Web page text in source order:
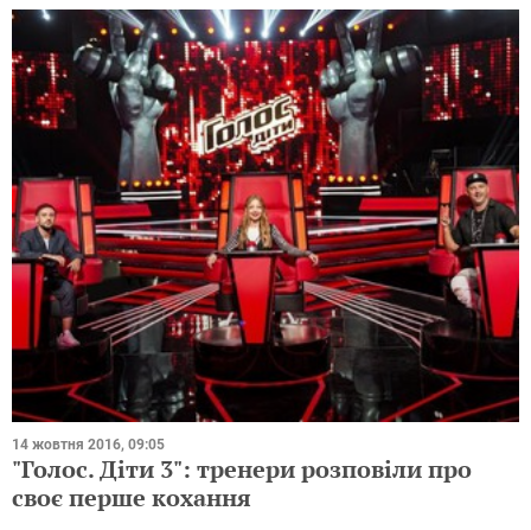
14 жовтня 2016, 09:05
"Голос. Діти 3": тренери розповіли про
своє перше кохання